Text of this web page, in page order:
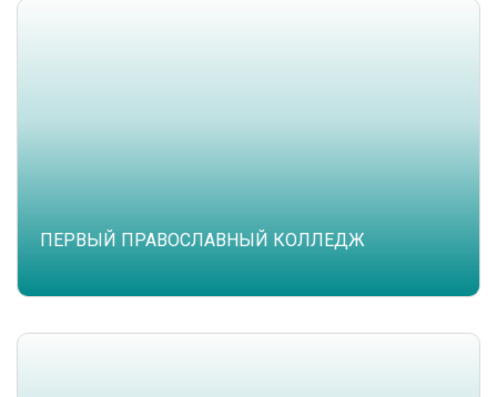
ПЕРВЫЙ ПРАВОСЛАВНЫЙ КОЛЛЕДЖ